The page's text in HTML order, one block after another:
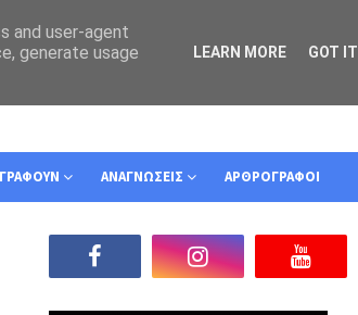
ΓΡΑΦΟΥΝ ΑΝΑΓΝΩΣΕΙΣ ΑΡΘΡΟΓΡΑΦΟΙ
and user-agent
generate usage
LEARN MORE GOT IT